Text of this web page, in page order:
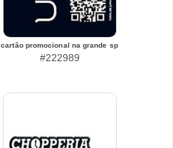
cartão promocional na grande sp
#222989